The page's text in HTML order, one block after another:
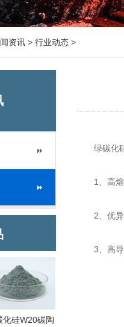
资讯 > 行业动态 >
化硅W20碳陶
绿碳化
1、高熔点
2、优异的
3、高导热